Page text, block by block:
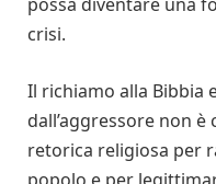
crisi.
Il richiamo alla Bibbia
dall’aggressore non è
retorica religiosa per